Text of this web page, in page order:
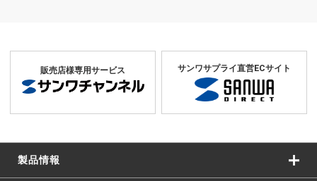
販売店様専用サービス サンワサプライ直営ECサイト
製品情報